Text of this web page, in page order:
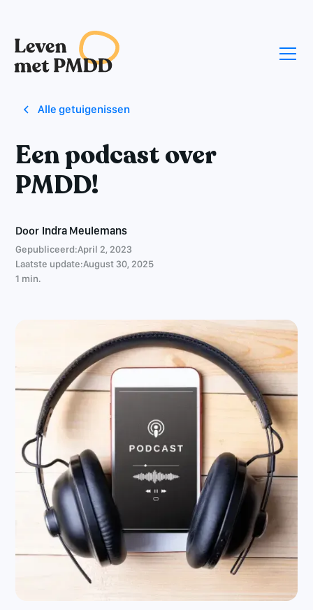
Alle getuigenissen
Een podcast over
PMDD!
Door Indra Meulemans
Gepubliceerd:April 2, 2023
Laatste update:August 30, 2025
1 min.